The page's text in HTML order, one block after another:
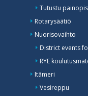
Tutustu
Rotarysäätiö
Nuorisovaihto
District events
RYE
Itämeri
Vesireppu